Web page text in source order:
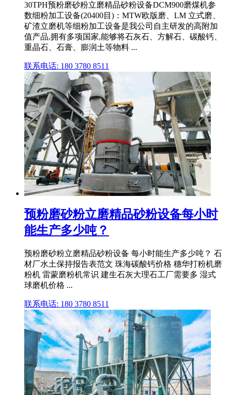
30TPH预粉磨砂粉立磨精品砂粉设备DCM900磨煤机参
数细粉加工设备(20400目)：MTW欧版磨、LM 立式磨、
矿渣立磨机等细粉加工设备是我公司自主研发的高附加
值产品,拥有多项国家,能够将石灰石、方解石、碳酸钙、
重晶石、石膏、膨润土等物料 ...
联系电话: 180 3780 8511
预粉磨砂粉立磨精品砂粉设备每小时
能生产多少吨？
预粉磨砂粉立磨精品砂粉设备 每小时能生产多少吨？ 石
材厂水土保持报告表范文 珠海碳酸钙价格 穗华打粉机磨
粉机 雷蒙磨粉机常识 建生石灰大理石工厂需要多 湿式
球磨机价格 ...
联系电话: 180 3780 8511